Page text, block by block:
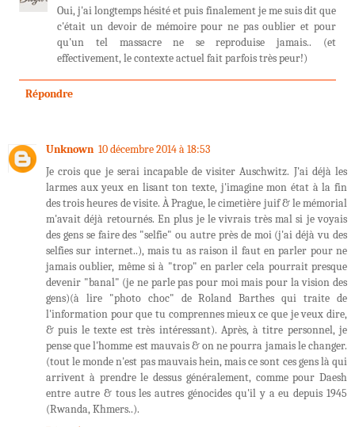
Oui, j'ai longtemps hésité et puis finalement je me suis dit que
c'était un devoir de mémoire pour ne pas oublier et pour
qu'un tel massacre ne se reproduise jamais.. (et
effectivement, le contexte actuel fait parfois très peur!)
Répondre
Unknown 10 décembre 2014 à 18:53
Je crois que je serai incapable de visiter Auschwitz. J'ai déjà les
larmes aux yeux en lisant ton texte, j'imagine mon état à la fin
des trois heures de visite. À Prague, le cimetière juif & le mémorial
m'avait déjà retournés. En plus je le vivrais très mal si je voyais
des gens se faire des "selfie" ou autre près de moi (j'ai déjà vu des
selfies sur internet..), mais tu as raison il faut en parler pour ne
jamais oublier, même si à "trop" en parler cela pourrait presque
devenir "banal" (je ne parle pas pour moi mais pour la vision des
gens)(à lire "photo choc" de Roland Barthes qui traite de
l'information pour que tu comprennes mieux ce que je veux dire,
& puis le texte est très intéressant). Après, à titre personnel, je
pense que l'homme est mauvais & on ne pourra jamais le changer.
(tout le monde n'est pas mauvais hein, mais ce sont ces gens là qui
arrivent à prendre le dessus généralement, comme pour Daesh
entre autre & tous les autres génocides qu'il y a eu depuis 1945
(Rwanda, Khmers..).